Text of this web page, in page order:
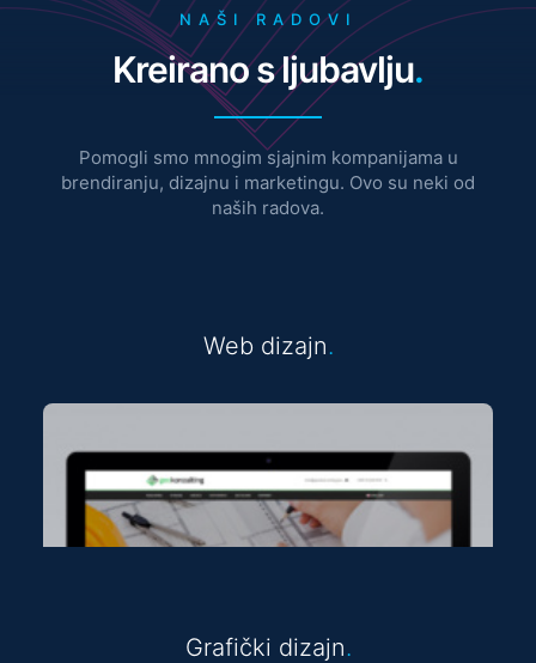
NAŠI RADOVI
Kreirano s ljubavlju.
Pomogli smo mnogim sjajnim kompanijama u
brendiranju, dizajnu i marketingu. Ovo su neki od
naših radova.
Web dizajn.
Grafički dizajn.